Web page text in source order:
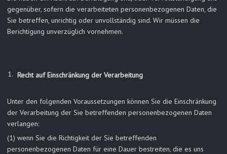
gegenüber, sofern die verarbeiteten personenbezogenen Daten, die
Sie betreffen, unrichtig oder unvollständig sind. Wir müssen die
Berichtigung unverzüglich vornehmen.
Recht auf Einschränkung der Verarbeitung
Unter den folgenden Voraussetzungen können Sie die Einschränkung
der Verarbeitung der Sie betreffenden personenbezogenen Daten
verlangen:
(1) wenn Sie die Richtigkeit der Sie betreffenden
personenbezogenen Daten für eine Dauer bestreiten, die es uns